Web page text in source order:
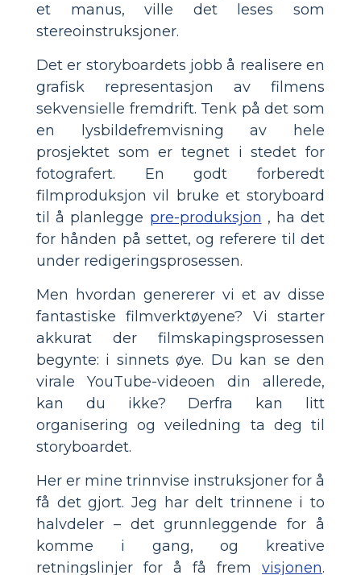
et manus, ville det leses som
stereoinstruksjoner.
Det er storyboardets jobb å realisere en
grafisk representasjon av filmens
sekvensielle fremdrift. Tenk på det som
en lysbildefremvisning av hele
prosjektet som er tegnet i stedet for
fotografert. En godt forberedt
filmproduksjon vil bruke et storyboard
til å planlegge pre-produksjon , ha det
for hånden på settet, og referere til det
under redigeringsprosessen.
Men hvordan genererer vi et av disse
fantastiske filmverktøyene? Vi starter
akkurat der filmskapingsprosessen
begynte: i sinnets øye. Du kan se den
virale YouTube-videoen din allerede,
kan du ikke? Derfra kan litt
organisering og veiledning ta deg til
storyboardet.
Her er mine trinnvise instruksjoner for å
få det gjort. Jeg har delt trinnene i to
halvdeler – det grunnleggende for å
komme i gang, og kreative
retningslinjer for å få frem visjonen.